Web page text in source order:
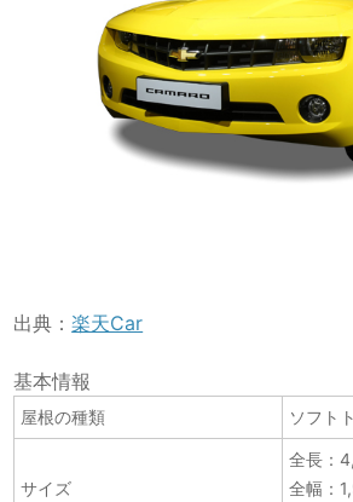
出典：楽天Car
基本情報
屋根の種類 ソフト
サイズ
全長：
全幅：